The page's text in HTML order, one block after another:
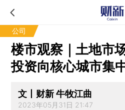
公司
楼市观察｜土地市
投资向核心城市集
文丨财新 牛牧江曲
2023年05月31日 21:47